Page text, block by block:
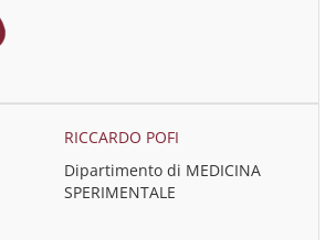
RICCARDO POFI
Dipartimento di MEDICINA
SPERIMENTALE